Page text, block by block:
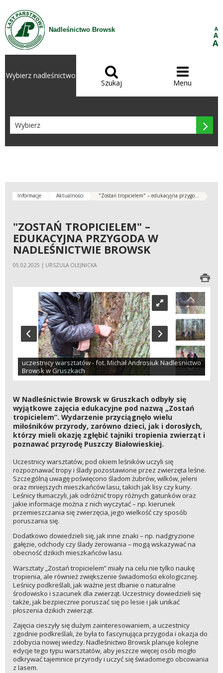
Przejdź do treści
Nadleśnictwo Browsk A
A
A
Wybierz nadleśnictwo 
Szukaj

Menu

Informacje Aktualności "Zostań tropicielem" – edukacyjna przygo...
"ZOSTAŃ TROPICIELEM" –
EDUKACYJNA PRZYGODA W
NADLEŚNICTWIE BROWSK
05.02.2025 | URSZULA OLEJNICKA
uczestnicy warsztatów - fot. Michał Androsiuk Nadlesnictwo
Browsk w Gruszkach
W Nadleśnictwie Browsk w Gruszkach odbyły się
wyjątkowe zajęcia edukacyjne pod nazwą „Zostań
tropicielem”. Wydarzenie przyciągnęło wielu
miłośników przyrody, zarówno dzieci, jak i dorosłych,
którzy mieli okazję zgłębić tajniki tropienia zwierząt i
poznawać przyrodę Puszczy Białowieskiej.
Uczestnicy warsztatów, pod okiem leśników uczyli się
rozpoznawać tropy i ślady pozostawione przez zwierzęta leśne.
Szczególną uwagę poświęcono śladom żubrów, wilków, jeleni
oraz mniejszych mieszkańców lasu, takich jak lisy czy kuny.
Leśnicy tłumaczyli, jak odróżnić tropy różnych gatunków oraz
jakie informacje można z nich wyczytać – np. kierunek
przemieszczania się zwierzęcia, jego wielkość czy sposób
poruszania się.
Dodatkowo dowiedzieli się, jak inne znaki – np. nadgryzione
gałęzie, odchody czy ślady żerowania – mogą wskazywać na
obecność dzikich mieszkańców lasu.
Warsztaty „Zostań tropicielem” miały na celu nie tylko naukę
tropienia, ale również zwiększenie świadomości ekologicznej.
Leśnicy podkreślali, jak ważne jest dbanie o naturalne
środowisko i szacunek dla zwierząt. Uczestnicy dowiedzieli się
także, jak bezpiecznie poruszać się po lesie i jak unikać
płoszenia dzikich zwierząt.
Zajęcia cieszyły się dużym zainteresowaniem, a uczestnicy
zgodnie podkreślali, że była to fascynująca przygoda i okazja do
zdobycia nowej wiedzy. Nadleśnictwo Browsk planuje kolejne
edycje tego typu warsztatów, aby jeszcze więcej osób mogło
odkrywać tajemnice przyrody i uczyć się świadomego obcowania
z lasem.